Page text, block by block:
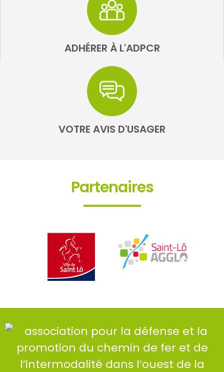
ADHÉRER À L'ADPCR
VOTRE AVIS D'USAGER
Partenaires